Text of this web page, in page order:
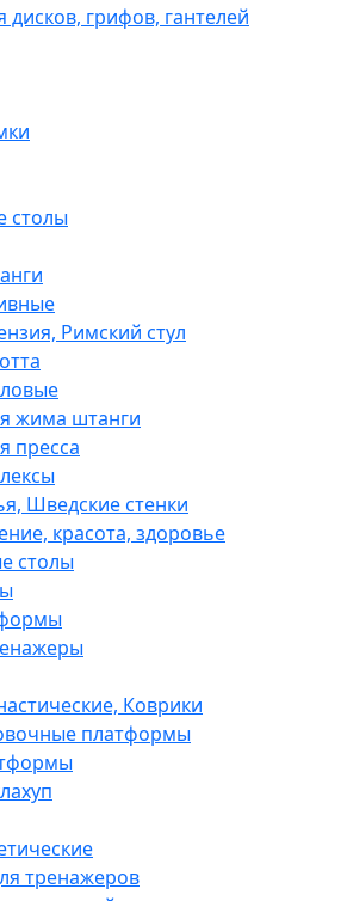
дисков, грифов, гантелей
столы
Римский стул
жима штанги
пресса
Шведские стенки
красота, здоровье
столы
Коврики
платформы
тренажеров